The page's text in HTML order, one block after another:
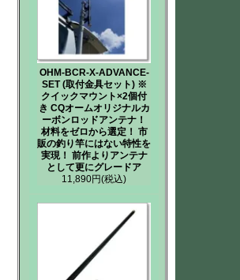
OHM-BCR-X-ADVANCE-
SET (取付金具セット) ※
クイックマウント×2個付
き CQオームオリジナルカ
ーボンロッドアンテナ！
材料をゼロから選定！ 市
販の釣り竿にはない特性を
実現！ 前作よりアンテナ
として更にグレードア
11,890円(税込)